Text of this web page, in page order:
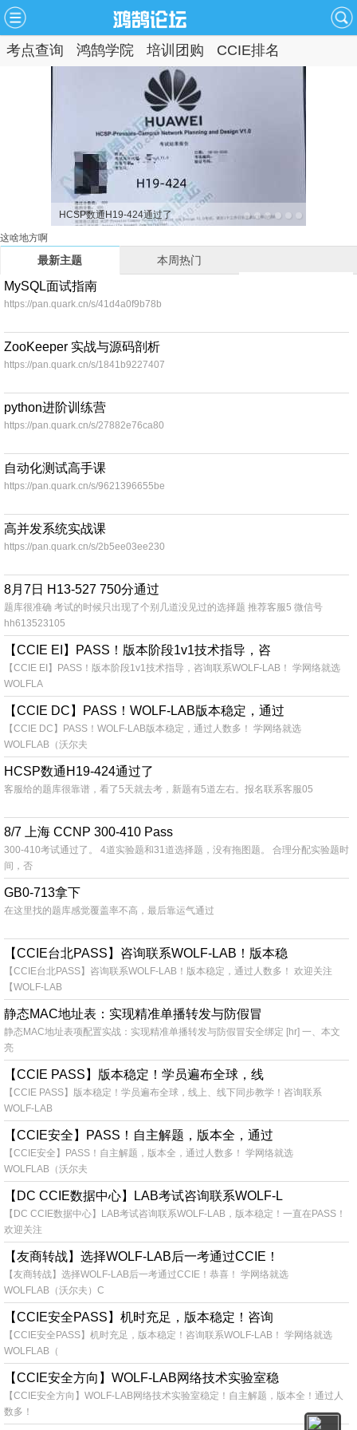
考点查询 鸿鹄学院 培训团购 CCIE排名
HCSP数通H19-424通过了 1 2 3 4 5 6
这啥地方啊
最新主题 本周热门
MySQL面试指南
https://pan.quark.cn/s/41d4a0f9b78b
ZooKeeper 实战与源码剖析
https://pan.quark.cn/s/1841b9227407
python进阶训练营
https://pan.quark.cn/s/27882e76ca80
自动化测试高手课
https://pan.quark.cn/s/9621396655be
高并发系统实战课
https://pan.quark.cn/s/2b5ee03ee230
8月7日 H13-527 750分通过
题库很准确 考试的时候只出现了个别几道没见过的选择题 推荐客服5 微信号
hh613523105
【CCIE EI】PASS！版本阶段1v1技术指导，咨
【CCIE EI】PASS！版本阶段1v1技术指导，咨询联系WOLF-LAB！ 学网络就选
WOLFLA
【CCIE DC】PASS！WOLF-LAB版本稳定，通过
【CCIE DC】PASS！WOLF-LAB版本稳定，通过人数多！ 学网络就选
WOLFLAB（沃尔夫
HCSP数通H19-424通过了
客服给的题库很靠谱，看了5天就去考，新题有5道左右。报名联系客服05
8/7 上海 CCNP 300-410 Pass
300-410考试通过了。 4道实验题和31道选择题，没有拖图题。 合理分配实验题时
间，否
GB0-713拿下
在这里找的题库感觉覆盖率不高，最后靠运气通过
【CCIE台北PASS】咨询联系WOLF-LAB！版本稳
【CCIE台北PASS】咨询联系WOLF-LAB！版本稳定，通过人数多！ 欢迎关注
【WOLF-LAB
静态MAC地址表：实现精准单播转发与防假冒
静态MAC地址表项配置实战：实现精准单播转发与防假冒安全绑定 [hr] 一、本文
亮
【CCIE PASS】版本稳定！学员遍布全球，线
【CCIE PASS】版本稳定！学员遍布全球，线上、线下同步教学！咨询联系
WOLF-LAB
【CCIE安全】PASS！自主解题，版本全，通过
【CCIE安全】PASS！自主解题，版本全，通过人数多！ 学网络就选
WOLFLAB（沃尔夫
【DC CCIE数据中心】LAB考试咨询联系WOLF-L
【DC CCIE数据中心】LAB考试咨询联系WOLF-LAB，版本稳定！一直在PASS！
欢迎关注
【友商转战】选择WOLF-LAB后一考通过CCIE！
【友商转战】选择WOLF-LAB后一考通过CCIE！恭喜！ 学网络就选
WOLFLAB（沃尔夫）C
【CCIE安全PASS】机时充足，版本稳定！咨询
【CCIE安全PASS】机时充足，版本稳定！咨询联系WOLF-LAB！ 学网络就选
WOLFLAB（
【CCIE安全方向】WOLF-LAB网络技术实验室稳
【CCIE安全方向】WOLF-LAB网络技术实验室稳定！自主解题，版本全！通过人
数多！